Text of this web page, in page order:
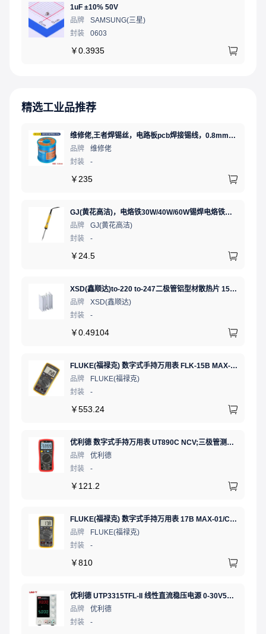
1uF ±10% 50V
品牌
SAMSUNG(三星)
封装
0603
￥0.3935
精选工业品推荐
维修佬,王者焊锡丝，电路板pcb焊接锡线，0.8mm800g,1个
品牌
维修佬
封装
-
￥ 235
GJ(黄花高洁)，电烙铁30W/40W/60W锡焊电烙铁焊接工具电焊笔手机电子维修（内热35W），NO.435(35W)
品牌
GJ(黄花高洁)
封装
-
￥ 24.5
XSD(鑫顺达)to-220 to-247二极管铝型材散热片 15.5*10.5*21 本色带针大功率电子散热器（可定制）
品牌
XSD(鑫顺达)
封装
-
￥0.49104
FLUKE(福禄克) 数字式手持万用表 FLK-15B MAX-01/CN 二极管测试;通断测试
品牌
FLUKE(福禄克)
封装
-
￥553.24
优利德 数字式手持万用表 UT890C NCV;三极管测试;二极管测试;火线辨别;真有效值;通断测试
品牌
优利德
封装
-
￥ 121.2
FLUKE(福禄克) 数字式手持万用表 17B MAX-01/CN 二极管测试;相对值;通断测试
品牌
FLUKE(福禄克)
封装
-
￥810
优利德 UTP3315TFL-II 线性直流稳压电源 0-30V5A 低噪声高精度实验电源
品牌
优利德
封装
-